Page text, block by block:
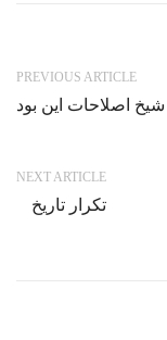
PREVIOUS ARTICLE
NEXT ARTICLE
تکرار تاریخ